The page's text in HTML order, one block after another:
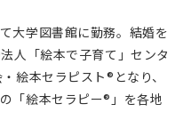
大学図書館に勤務。結婚を
人「絵本で子育て」センタ
絵本セラピスト®となり、
「絵本セラピー®」を各地